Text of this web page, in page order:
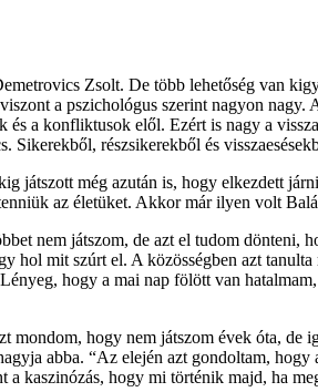
Zsolt. De több lehetőség van
a pszichológus szerint nagyon
a konfliktusok elől. Ezért is nagy a
részsikerekből és
játszott még azután is, hogy elkezdett
az életüket. Akkor már ilyen volt
nem játszom, de azt el tudom
hol mit szúrt el. A közösségben azt
hogy a mai nap fölött van
mondom, hogy nem játszom évek óta,
abba. “Az elején azt gondoltam,
a kaszinózás, hogy mi történik majd, ha